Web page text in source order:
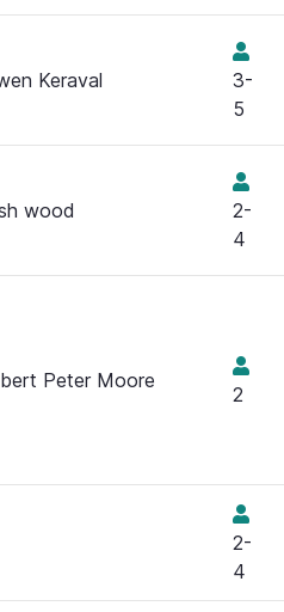
Keraval
3-
5
wood
2-
4
Peter Moore
2
2-
4